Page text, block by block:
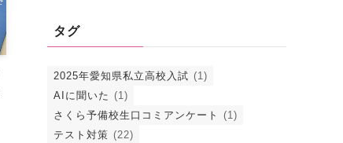
タグ
2025年愛知県私立高校入試 (1)
AIに聞いた (1)
さくら予備校生口コミアンケート
(1)
テスト対策 (22)